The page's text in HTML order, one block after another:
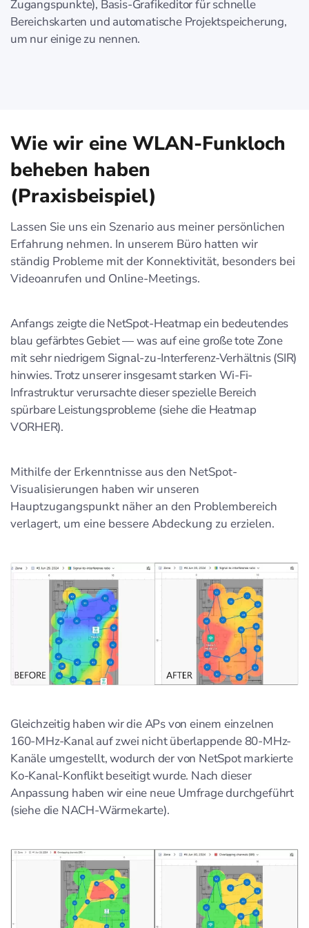
Zugangspunkte), Basis-Grafikeditor für schnelle
Bereichskarten und automatische Projektspeicherung,
um nur einige zu nennen.
Wie wir eine WLAN-Funkloch
beheben haben
(Praxisbeispiel)
Lassen Sie uns ein Szenario aus meiner persönlichen
Erfahrung nehmen. In unserem Büro hatten wir
ständig Probleme mit der Konnektivität, besonders bei
Videoanrufen und Online-Meetings.
Anfangs zeigte die NetSpot-Heatmap ein bedeutendes
blau gefärbtes Gebiet — was auf eine große tote Zone
mit sehr niedrigem Signal-zu-Interferenz-Verhältnis (SIR)
hinwies. Trotz unserer insgesamt starken Wi-Fi-
Infrastruktur verursachte dieser spezielle Bereich
spürbare Leistungsprobleme (siehe die Heatmap
VORHER).
Mithilfe der Erkenntnisse aus den NetSpot-
Visualisierungen haben wir unseren
Hauptzugangspunkt näher an den Problembereich
verlagert, um eine bessere Abdeckung zu erzielen.
Gleichzeitig haben wir die APs von einem einzelnen
160-MHz-Kanal auf zwei nicht überlappende 80-MHz-
Kanäle umgestellt, wodurch der von NetSpot markierte
Ko-Kanal-Konflikt beseitigt wurde. Nach dieser
Anpassung haben wir eine neue Umfrage durchgeführt
(siehe die NACH-Wärmekarte).